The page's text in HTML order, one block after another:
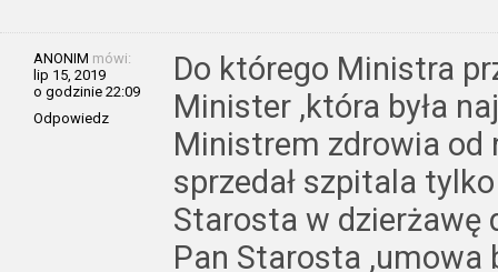
ANONIM mówi:
lip 15, 2019
o godzinie 22:09
Odpowiedz
Do którego Ministra
Minister ,która była
Ministrem zdrowia od
sprzedał szpitala
Starosta w dzierżawę
Pan Starosta ,umowa